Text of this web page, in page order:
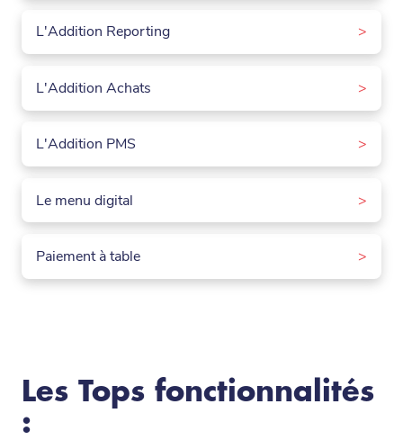
L'Addition Reporting >
L'Addition Achats >
L'Addition PMS >
Le menu digital >
Paiement à table >
Les Tops fonctionnalités
: